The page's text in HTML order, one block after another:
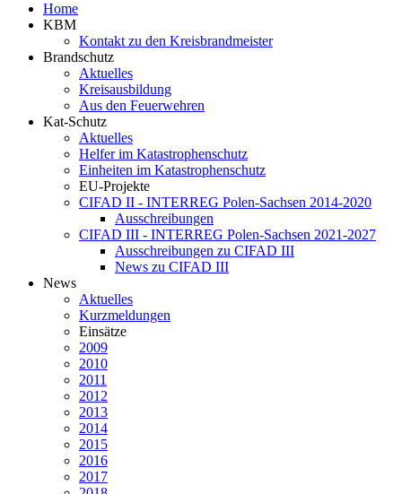
Home
KBM
Kontakt zu den Kreisbrandmeister
Brandschutz
Aktuelles
Kreisausbildung
Aus den Feuerwehren
Kat-Schutz
Aktuelles
Helfer im Katastrophenschutz
Einheiten im Katastrophenschutz
EU-Projekte
CIFAD II - INTERREG Polen-Sachsen 2014-2020
Ausschreibungen
CIFAD III - INTERREG Polen-Sachsen 2021-2027
Ausschreibungen zu CIFAD III
News zu CIFAD III
News
Aktuelles
Kurzmeldungen
Einsätze
2009
2010
2011
2012
2013
2014
2015
2016
2017